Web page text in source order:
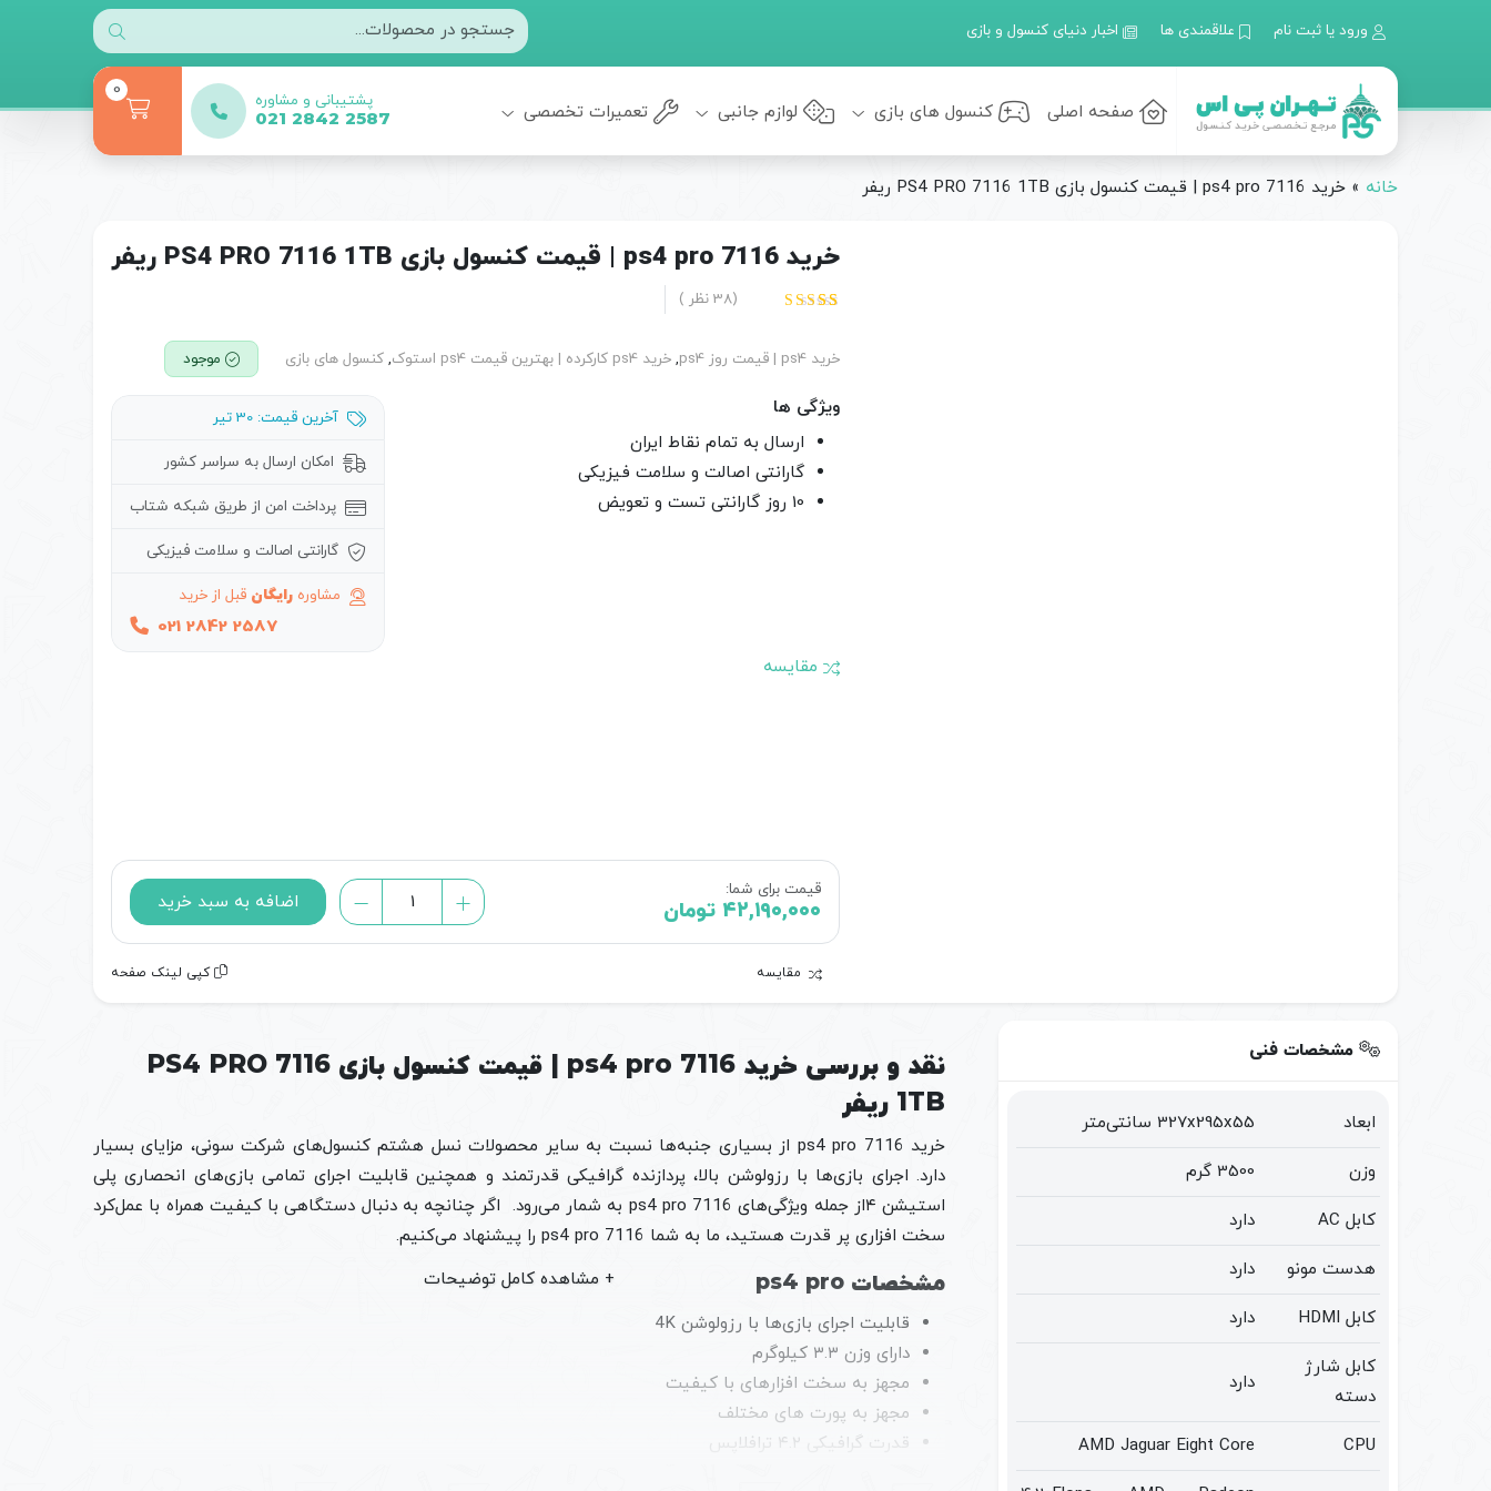
ورود یا ثبت نام علاقمندی ها اخبار دنیای کنسول و بازی
صفحه اصلی کنسول های بازی لوازم جانبی تعمیرات تخصصی پشتیبانی و مشاوره
021 2842 2587
0
خانه » خرید ps4 pro 7116 | قیمت کنسول بازی PS4 PRO 7116 1TB ریفر
خرید ps4 pro 7116 | قیمت کنسول بازی PS4 PRO 7116 1TB ریفر
امتیاز
مشتری
(
38نظر )
خرید ps4 | قیمت روز ps4 , خرید ps4 کارکرده | بهترین قیمت ps4 استوک , کنسول های بازی موجود
ویژگی ها
ارسال به تمام نقاط ایران
گارانتی اصالت و سلامت فیزیکی
10 روز گارانتی تست و تعویض
آخرین قیمت: 30 تیر
امکان ارسال به سراسر کشور
پرداخت امن از طریق شبکه شتاب
گارانتی اصالت و سلامت فیزیکی
مشاوره رایگان قبل از خرید
021 2842 2587
مقایسه
قیمت برای شما:
۴۲,۱۹۰,۰۰۰ تومان
خرید
ps4
pro
کنسول
7116
1TB
ریفر
عدد
اضافه به سبد خرید
مقایسه کپی لینک صفحه
مشخصات فنی
ابعاد
327x295x55 سانتی‌متر
وزن
3500 گرم
کابل AC
دارد
هدست مونو
دارد
کابل HDMI
دارد
کابل شارژ
دسته
دارد
CPU
AMD Jaguar Eight Core
نقد و بررسی خرید ps4 pro 7116 | قیمت کنسول بازی PS4 PRO 7116
1TB ریفر
خرید ps4 pro 7116 از بسیاری جنبه‌ها نسبت به سایر محصولات نسل هشتم کنسول‌های شرکت سونی، مزایای بسیار
دارد. اجرای بازی‌ها با رزولوشن بالا، پردازنده گرافیکی قدرتمند و همچنین قابلیت اجرای تمامی بازی‌های انحصاری پلی
استیشن ۴از جمله ویژگی‌های ps4 pro 7116 به شمار می‌رود. اگر چنانچه به دنبال دستگاهی با کیفیت همراه با عمل‌کرد
سخت افزاری پر قدرت هستید، ما به شما ps4 pro 7116 را پیشنهاد می‌کنیم.
مشخصات ps4 pro
قابلیت اجرای بازی‌ها با رزولوشن 4K
دارای وزن ۳.۳ کیلوگرم
مجهز به سخت افزارهای با کیفیت
مجهز به پورت های مختلف
قدرت گرافیکی ۴.۲ ترافلاپس